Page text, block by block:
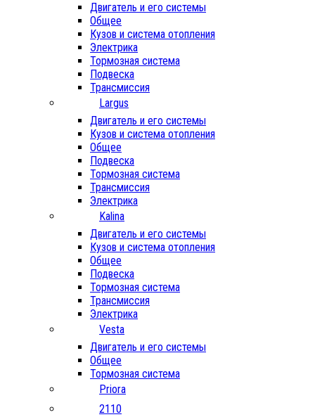
Двигатель и его системы
Общее
Кузов и система отопления
Электрика
Тормозная система
Подвеска
Трансмиссия
Largus
Двигатель и его системы
Кузов и система отопления
Общее
Подвеска
Тормозная система
Трансмиссия
Электрика
Kalina
Двигатель и его системы
Кузов и система отопления
Общее
Подвеска
Тормозная система
Трансмиссия
Электрика
Vesta
Двигатель и его системы
Общее
Тормозная система
Priora
2110